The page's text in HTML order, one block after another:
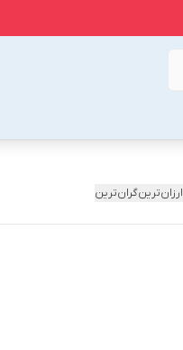
ارزان‌ترینگران‌ترین